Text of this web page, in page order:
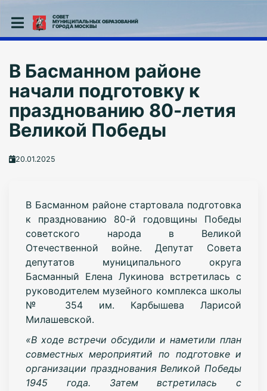
СОВЕТ
МУНИЦИПАЛЬНЫХ ОБРАЗОВАНИЙ
ГОРОДА МОСКВЫ
В Басманном районе
начали подготовку к
празднованию 80-летия
Великой Победы
20.01.2025
В Басманном районе стартовала подготовка
к празднованию 80-й годовщины Победы
советского народа в Великой
Отечественной войне. Депутат Совета
депутатов муниципального округа
Басманный Елена Лукинова встретилась с
руководителем музейного комплекса школы
№ 354 им. Карбышева Ларисой
Милашевской.
«В ходе встречи обсудили и наметили план
совместных мероприятий по подготовке и
организации празднования Великой Победы
1945 года. Затем встретилась с